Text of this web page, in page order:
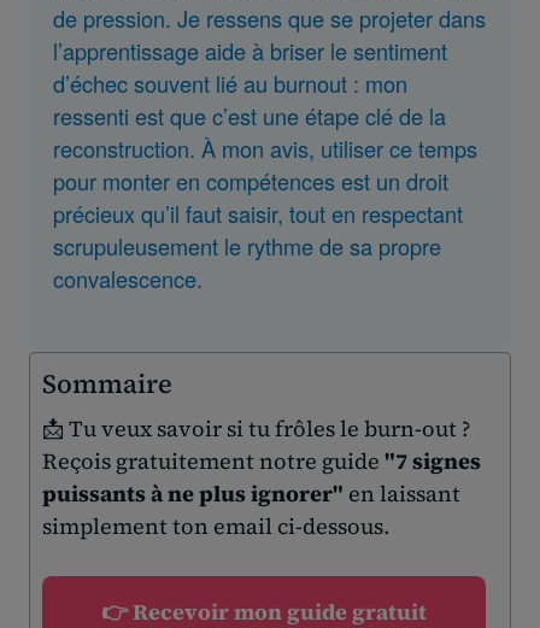
de pression. Je ressens que se projeter dans
l’apprentissage aide à briser le sentiment
d’échec souvent lié au burnout : mon
ressenti est que c’est une étape clé de la
reconstruction. À mon avis, utiliser ce temps
pour monter en compétences est un droit
précieux qu’il faut saisir, tout en respectant
scrupuleusement le rythme de sa propre
convalescence.
Sommaire
📩 Tu veux savoir si tu frôles le burn-out ?
Reçois gratuitement notre guide "7 signes
puissants à ne plus ignorer" en laissant
simplement ton email ci-dessous.
👉 Recevoir mon guide gratuit